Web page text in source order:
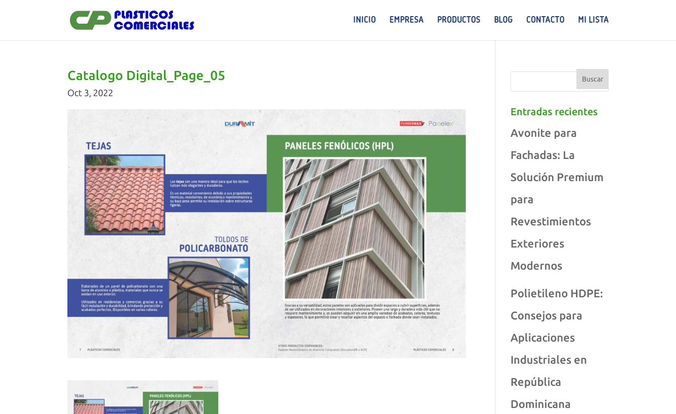
INICIO EMPRESA PRODUCTOS BLOG CONTACTO MI LISTA
Catalogo Digital_Page_05
Oct 3, 2022
Entradas recientes
Avonite para
Fachadas: La
Solución Premium
para
Revestimientos
Exteriores
Modernos
Polietileno HDPE:
Consejos para
Aplicaciones
Industriales en
República
Dominicana